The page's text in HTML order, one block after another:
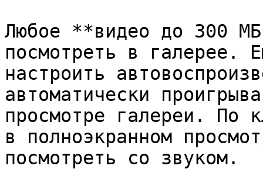
Любое **видео до 300
посмотреть в галерее.
настроить
автоматически
просмотре галереи. По
в полноэкранном
посмотреть со звуком.